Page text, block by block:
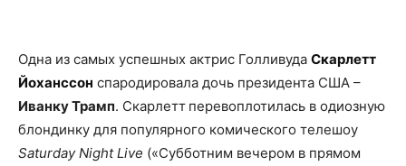
Одна из самых успешных актрис Голливуда Скарлетт
Йоханссон спародировала дочь президента США –
Иванку Трамп. Скарлетт перевоплотилась в одиозную
блондинку для популярного комического телешоу
Saturday Night Live («Субботним вечером в прямом